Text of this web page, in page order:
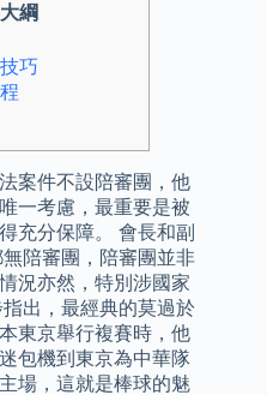
綱
巧
案件不設陪審團，他
一考慮，最重要是被
充分保障。 會長和副
陪審團，陪審團並非
況亦然，特別涉國家
出，最經典的莫過於
東京舉行複賽時，他
包機到東京為中華隊
場，這就是棒球的魅